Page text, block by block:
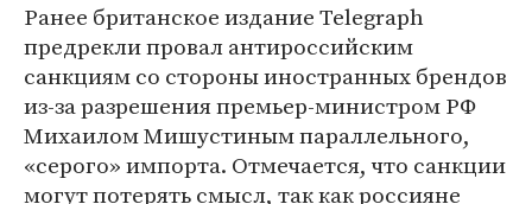
Ранее британское издание Telegraph
предрекли провал антироссийским
санкциям со стороны иностранных брендов
из-за разрешения премьер-министром РФ
Михаилом Мишустиным параллельного,
«серого» импорта. Отмечается, что санкции
могут потерять смысл, так как россияне